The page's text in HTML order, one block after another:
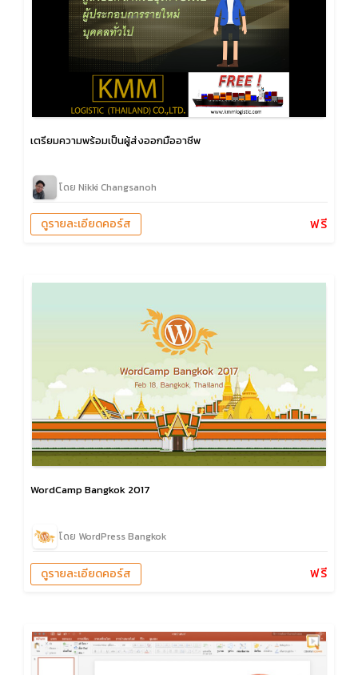
เตรียมความพร้อมเป็นผู้ส่งออกมืออาชีพ
โดย Nikki Changsanoh
ฟรี
ดูรายละเอียดคอร์ส
WordCamp Bangkok 2017
โดย WordPress Bangkok
ฟรี
ดูรายละเอียดคอร์ส